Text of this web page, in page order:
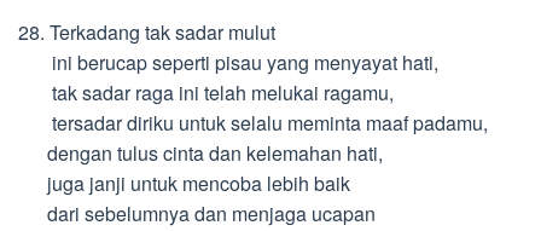
28. Terkadang tak sadar mulut
ini berucap seperti pisau yang menyayat hati,
tak sadar raga ini telah melukai ragamu,
tersadar diriku untuk selalu meminta maaf padamu,
dengan tulus cinta dan kelemahan hati,
juga janji untuk mencoba lebih baik
dari sebelumnya dan menjaga ucapan